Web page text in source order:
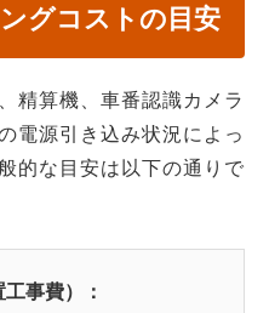
グコストの目安
精算機、車番認識カメラ
電源引き込み状況によっ
的な目安は以下の通りで
事費）：